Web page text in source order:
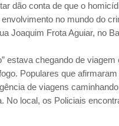
dão conta de que o
no mundo do
Joaquim Frota Aguiar, no
estava chegando de
Populares que
de viagens
No local, os Policiais